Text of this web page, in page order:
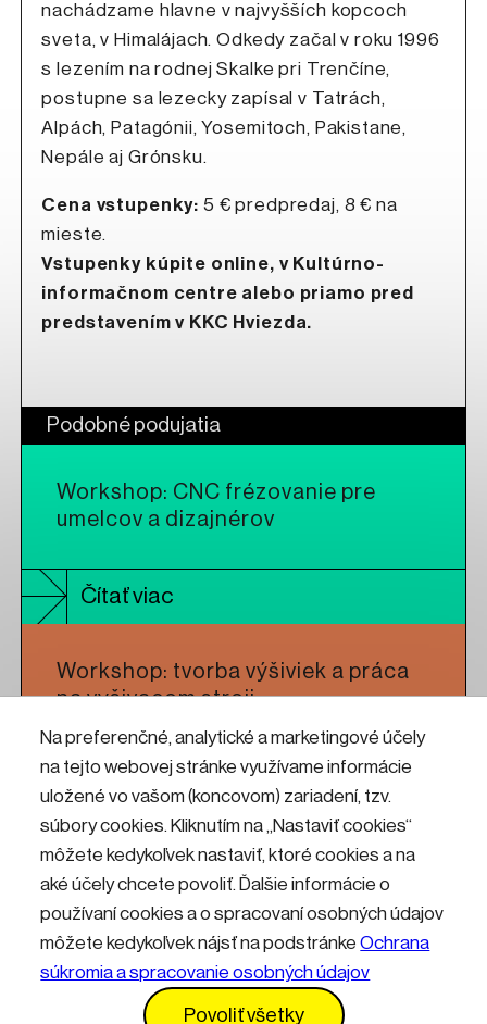
Na preferenčné, analytické a marketingové účely
na tejto webovej stránke využívame informácie
uložené vo vašom (koncovom) zariadení, tzv.
súbory cookies. Kliknutím na „Nastaviť cookies“
môžete kedykoľvek nastaviť, ktoré cookies a na
aké účely chcete povoliť. Ďalšie informácie o
používaní cookies a o spracovaní osobných údajov
môžete kedykoľvek nájsť na podstránkeOchrana
súkromia a spracovanie osobných údajov
Povoliť všetky
nachádzame hlavne v najvyšších kopcoch
sveta, v Himalájach. Odkedy začal v roku 1996
s lezením na rodnej Skalke pri Trenčíne,
postupne sa lezecky zapísal v Tatrách,
Alpách, Patagónii, Yosemitoch, Pakistane,
Nepále aj Grónsku.
Cena vstupenky: 5 € predpredaj, 8 € na
mieste.
Vstupenky kúpite online, v Kultúrno-
informačnom centre alebo priamo pred
predstavením v KKC Hviezda.
Podobné podujatia
Workshop: CNC frézovanie pre
umelcov a dizajnérov
Čítať viac
Workshop: tvorba výšiviek a práca
na vyšivacom stroji
Čítať viac
Letná škola štyroch umení
Čítať viac
Kontakty Informácie pre návštevníkov
Prevádzkový poriadok